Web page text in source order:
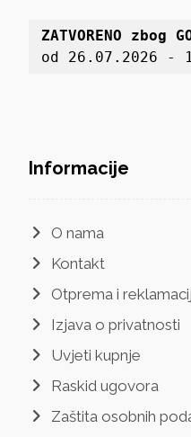
ZATVORENO zbog
od 26.07.2026 -
Informacije
O nama
Kontakt
Otprema i
Izjava o privatnosti
Uvjeti kupnje
Raskid ugovora
Zaštita osobnih